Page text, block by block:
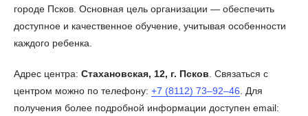
городе Псков. Основная цель организации — обеспечить
доступное и качественное обучение, учитывая особенности
каждого ребенка.
Адрес центра: Стахановская, 12, г. Псков . Связаться с
центром можно по телефону: +7 (8112) 73‒92‒46 . Для
получения более подробной информации доступен email: